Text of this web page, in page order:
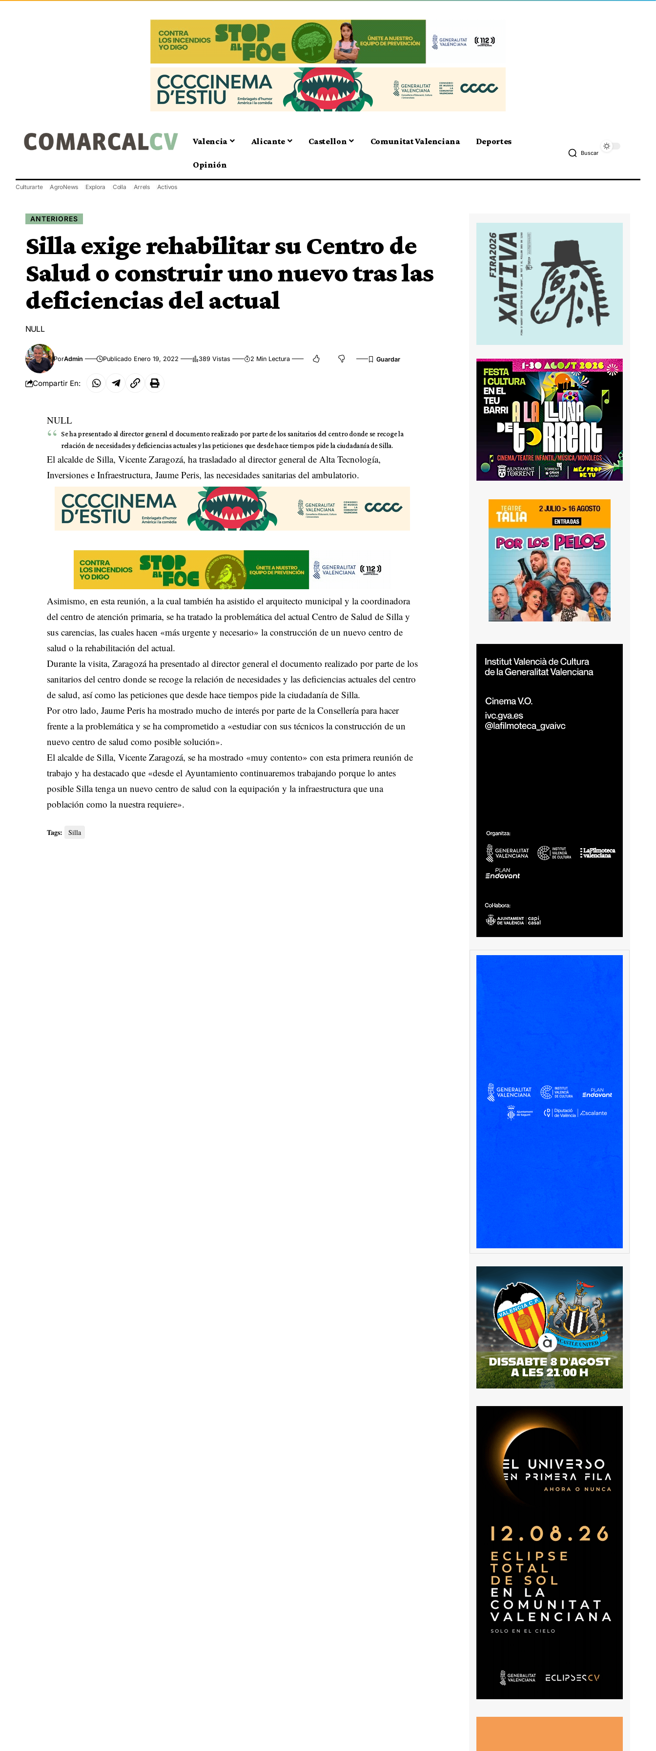
Valencia Alicante Castellon Comunitat Valenciana Deportes
Opinión
Buscar
Culturarte AgroNews Explora Colla Arrels Activos
ANTERIORES
Silla exige rehabilitar su Centro de
Salud o construir uno nuevo tras las
deficiencias del actual
NULL
PorAdmin Publicado Enero 19, 2022 389 Vistas 2 Min Lectura
Compartir En:
NULL
Se ha presentado al director general el documento realizado por parte de los sanitarios del centro donde se recoge la
relación de necesidades y deficiencias actuales y las peticiones que desde hace tiempos pide la ciudadanía de Silla.
El alcalde de Silla, Vicente Zaragozá, ha trasladado al director general de Alta Tecnología,
Inversiones e Infraestructura, Jaume Peris, las necesidades sanitarias del ambulatorio.
Asimismo, en esta reunión, a la cual también ha asistido el arquitecto municipal y la coordinadora
del centro de atención primaria, se ha tratado la problemática del actual Centro de Salud de Silla y
sus carencias, las cuales hacen «más urgente y necesario» la construcción de un nuevo centro de
salud o la rehabilitación del actual.
Durante la visita, Zaragozá ha presentado al director general el documento realizado por parte de los
sanitarios del centro donde se recoge la relación de necesidades y las deficiencias actuales del centro
de salud, así como las peticiones que desde hace tiempos pide la ciudadanía de Silla.
Por otro lado, Jaume Peris ha mostrado mucho de interés por parte de la Consellería para hacer
frente a la problemática y se ha comprometido a «estudiar con sus técnicos la construcción de un
nuevo centro de salud como posible solución».
El alcalde de Silla, Vicente Zaragozá, se ha mostrado «muy contento» con esta primera reunión de
trabajo y ha destacado que «desde el Ayuntamiento continuaremos trabajando porque lo antes
posible Silla tenga un nuevo centro de salud con la equipación y la infraestructura que una
población como la nuestra requiere».
Tags: Silla